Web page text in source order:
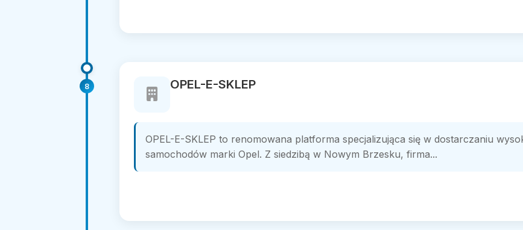
8 OPEL-E-SKLEP
OPEL-E-SKLEP to renomowana platforma specjalizująca się w dostarczaniu
samochodów marki Opel. Z siedzibą w Nowym Brzesku, firma...